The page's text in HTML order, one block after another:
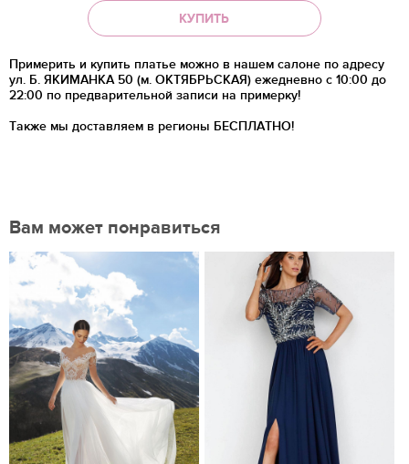
КУПИТЬ
Примерить и купить платье можно в нашем салоне по адресу
ул. Б. ЯКИМАНКА 50 (м. ОКТЯБРЬСКАЯ) ежедневно с 10:00 до
22:00 по предварительной записи на примерку!
Также мы доставляем в регионы БЕСПЛАТНО!
Вам может понравиться
Нравится